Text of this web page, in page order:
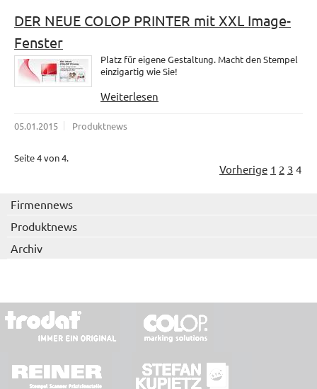
DER NEUE COLOP PRINTER mit XXL Image-
Fenster
Platz für eigene Gestaltung. Macht den Stempel
einzigartig wie Sie!
Weiterlesen
05.01.2015 Produktnews
Seite 4 von 4.
Vorherige 1 2 3 4
Firmennews
Produktnews
Archiv